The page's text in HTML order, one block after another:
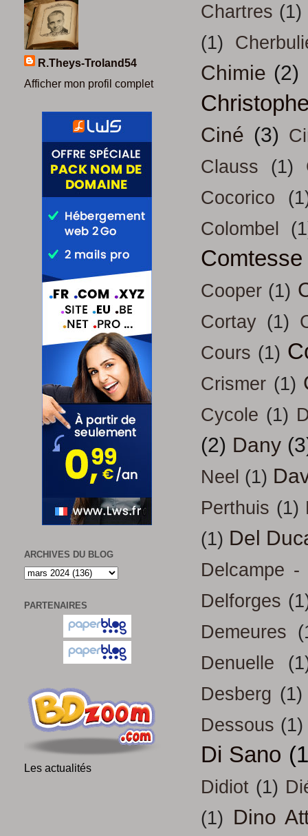
Chartres (1)
(1)
Chimie (2)
Ciné (3)
Clauss
(1)
Cocorico
Colombel
Cooper (1)
Cortay (1)
Cours (1)
Crismer (1)
Cycole (1)
(2) Dany
Neel (1)
Perthuis (1)
(1) Del
Delcampe -
Delforges
Demeures
Denuelle
Desberg (1)
Dessous (1)
Di Sano
Didiot (1)
(1) Dino
R.Theys-Troland54
Afficher mon profil complet
ARCHIVES DU BLOG
PARTENAIRES
Les actualités